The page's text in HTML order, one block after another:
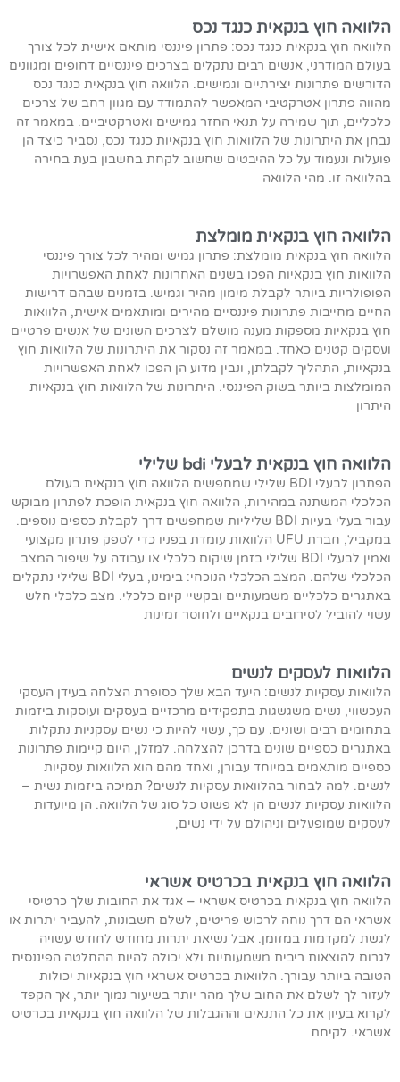
הלוואה חוץ בנקאית כנגד נכס
הלוואה חוץ בנקאית כנגד נכס: פתרון פיננסי מותאם אישית לכל צורך
בעולם המודרני, אנשים רבים נתקלים בצרכים פיננסיים דחופים ומגוונים
הדורשים פתרונות יצירתיים וגמישים. הלוואה חוץ בנקאית כנגד נכס
מהווה פתרון אטרקטיבי המאפשר להתמודד עם מגוון רחב של צרכים
כלכליים, תוך שמירה על תנאי החזר גמישים ואטרקטיביים. במאמר זה
נבחן את היתרונות של הלוואות חוץ בנקאיות כנגד נכס, נסביר כיצד הן
פועלות ונעמוד על כל ההיבטים שחשוב לקחת בחשבון בעת בחירה
בהלוואה זו. מהי הלוואה
הלוואה חוץ בנקאית מומלצת
הלוואה חוץ בנקאית מומלצת: פתרון גמיש ומהיר לכל צורך פיננסי
הלוואות חוץ בנקאיות הפכו בשנים האחרונות לאחת האפשרויות
הפופולריות ביותר לקבלת מימון מהיר וגמיש. בזמנים שבהם דרישות
החיים מחייבות פתרונות פיננסיים מהירים ומותאמים אישית, הלוואות
חוץ בנקאיות מספקות מענה מושלם לצרכים השונים של אנשים פרטיים
ועסקים קטנים כאחד. במאמר זה נסקור את היתרונות של הלוואות חוץ
בנקאיות, התהליך לקבלתן, ונבין מדוע הן הפכו לאחת האפשרויות
המומלצות ביותר בשוק הפיננסי. היתרונות של הלוואות חוץ בנקאיות
היתרון
הלוואה חוץ בנקאית לבעלי bdi שלילי
הפתרון לבעלי BDI שלילי שמחפשים הלוואה חוץ בנקאית בעולם
הכלכלי המשתנה במהירות, הלוואה חוץ בנקאית הופכת לפתרון מבוקש
עבור בעלי בעיות BDI שליליות שמחפשים דרך לקבלת כספים נוספים.
במקביל, חברת UFU הלוואות עומדת בפניו כדי לספק פתרון מקצועי
ואמין לבעלי BDI שלילי בזמן שיקום כלכלי או עבודה על שיפור המצב
הכלכלי שלהם. המצב הכלכלי הנוכחי: בימינו, בעלי BDI שלילי נתקלים
באתגרים כלכליים משמעותיים ובקשיי קיום כלכלי. מצב כלכלי חלש
עשוי להוביל לסירובים בנקאיים ולחוסר זמינות
הלוואות לעסקים לנשים
הלוואות עסקיות לנשים: היעד הבא שלך כסופרת הצלחה בעידן העסקי
העכשווי, נשים משגשגות בתפקידים מרכזיים בעסקים ועוסקות ביזמות
בתחומים רבים ושונים. עם כך, עשוי להיות כי נשים עסקניות נתקלות
באתגרים כספיים שונים בדרכן להצלחה. למזלן, היום קיימות פתרונות
כספיים מותאמים במיוחד עבורן, ואחד מהם הוא הלוואות עסקיות
לנשים. למה לבחור בהלוואות עסקיות לנשים? תמיכה ביזמות נשית –
הלוואות עסקיות לנשים הן לא פשוט כל סוג של הלוואה. הן מיועדות
לעסקים שמופעלים וניהולם על ידי נשים,
הלוואה חוץ בנקאית בכרטיס אשראי
הלוואה חוץ בנקאית בכרטיס אשראי – אגד את החובות שלך כרטיסי
אשראי הם דרך נוחה לרכוש פריטים, לשלם חשבונות, להעביר יתרות או
לגשת למקדמות במזומן. אבל נשיאת יתרות מחודש לחודש עשויה
לגרום להוצאות ריבית משמעותיות ולא יכולה להיות ההחלטה הפיננסית
הטובה ביותר עבורך. הלוואות בכרטיס אשראי חוץ בנקאיות יכולות
לעזור לך לשלם את החוב שלך מהר יותר בשיעור נמוך יותר, אך הקפד
לקרוא בעיון את כל התנאים וההגבלות של הלוואה חוץ בנקאית בכרטיס
אשראי. לקיחת